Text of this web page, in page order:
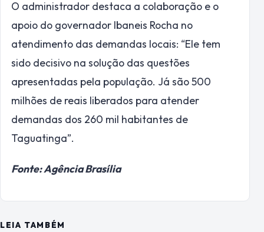
O administrador destaca a colaboração e o
apoio do governador Ibaneis Rocha no
atendimento das demandas locais: “Ele tem
sido decisivo na solução das questões
apresentadas pela população. Já são 500
milhões de reais liberados para atender
demandas dos 260 mil habitantes de
Taguatinga”.
Fonte: Agência Brasília
LEIA TAMBÉM